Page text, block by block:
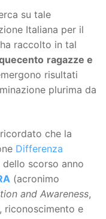
su tale
Italiana per il
raccolto in tal
ragazze e
risultati
plurima da
che la
Differenza
dello scorso anno
(acronimo
and Awareness,
riconoscimento e